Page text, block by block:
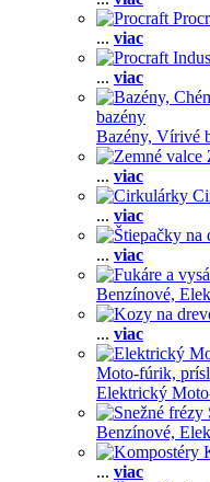
... viac
... viac
bazény
Bazény, Vírivé
... viac
... viac
... viac
Benzínové,
... viac
Moto-fúrik,
Elektrický
Benzínové,
... viac